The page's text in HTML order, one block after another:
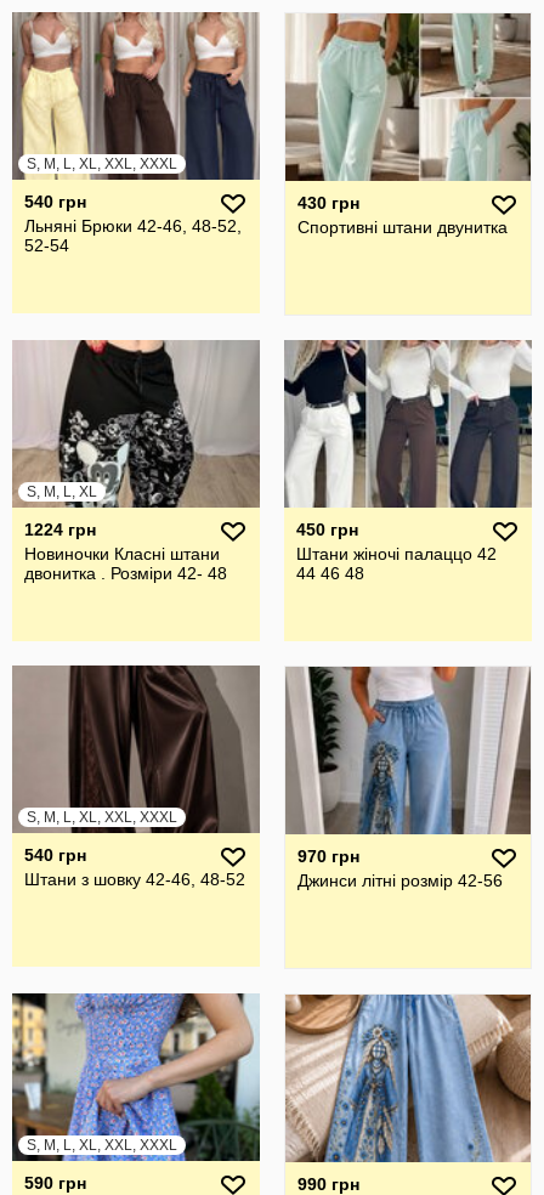
S, M, L, XL, XXL, XXXL
540 грн
Льняні Брюки 42-46, 48-52,
52-54
430 грн
Спортивні штани двунитка
S, M, L, XL
1224 грн
Новиночки Класні штани
двонитка . Розмiри 42- 48
450 грн
Штани жіночі палаццо 42
44 46 48
S, M, L, XL, XXL, XXXL
540 грн
Штани з шовку 42-46, 48-52
970 грн
Джинси літні розмір 42-56
S, M, L, XL, XXL, XXXL
590 грн
990 грн